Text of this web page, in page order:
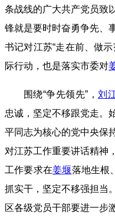
条战线的广大共产党员致
锋就是要时时奋勇争先、
书记对江苏“走在前、做
际行动，也是落实市委对
围绕“争先领先”，刘
忠诚，坚定不移跟党走。
平同志为核心的党中央保
对江苏工作重要讲话精神
工作要求在姜堰落地生根
抓实干，坚定不移强担当
区各级党员干部要进一步